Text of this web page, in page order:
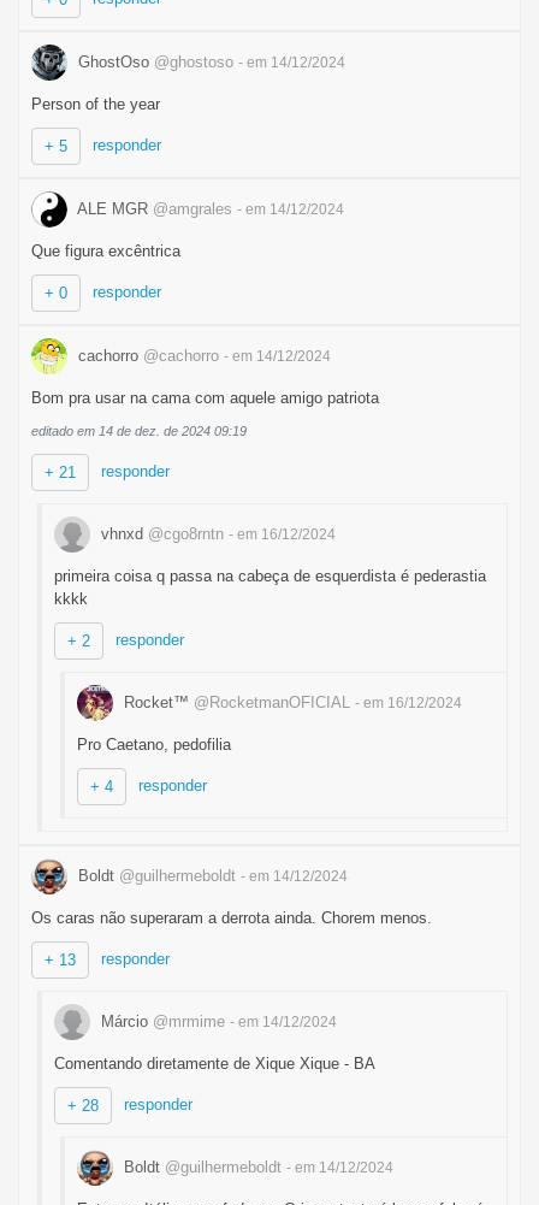
GhostOso @ghostoso - em 14/12/2024
Person of the year
+ 5 responder
ALE MGR @amgrales - em 14/12/2024
Que figura excêntrica
+ 0 responder
cachorro @cachorro - em 14/12/2024
Bom pra usar na cama com aquele amigo patriota
editado em 14 de dez. de 2024 09:19
+ 21 responder
vhnxd @cgo8rntn - em 16/12/2024
primeira coisa q passa na cabeça de esquerdista é pederastia
kkkk
+ 2 responder
Rocket™ @RocketmanOFICIAL - em 16/12/2024
Pro Caetano, pedofilia
+ 4 responder
Boldt @guilhermeboldt - em 14/12/2024
Os caras não superaram a derrota ainda. Chorem menos.
+ 13 responder
Márcio @mrmime - em 14/12/2024
Comentando diretamente de Xique Xique - BA
+ 28 responder
Boldt @guilhermeboldt - em 14/12/2024